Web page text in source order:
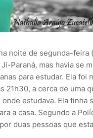
noite de segunda-feira
Paraná, mas havia se
para estudar. Ela foi
21h30, a cerca de uma
estudava. Ela tinha
a casa. Segundo a
duas pessoas que